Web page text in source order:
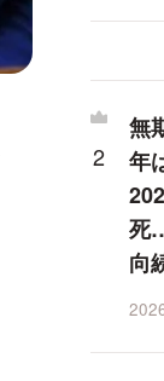
無
年
死
向